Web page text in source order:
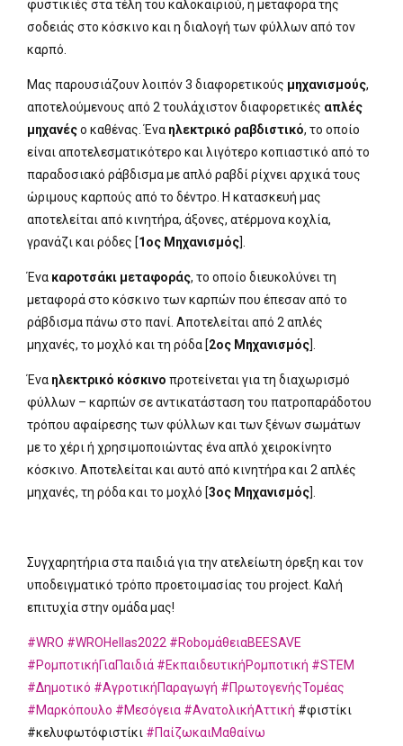
φυστικιές στα τέλη του καλοκαιριού, η μεταφορά της
σοδειάς στο κόσκινο και η διαλογή των φύλλων από τον
καρπό.
Μας παρουσιάζουν λοιπόν 3 διαφορετικούς μηχανισμούς,
αποτελούμενους από 2 τουλάχιστον διαφορετικές απλές
μηχανέςο καθένας. Ένα ηλεκτρικό ραβδιστικό, το οποίο
είναι αποτελεσματικότερο και λιγότερο κοπιαστικό από το
παραδοσιακό ράβδισμα με απλό ραβδί ρίχνει αρχικά τους
ώριμους καρπούς από το δέντρο. Η κατασκευή μας
αποτελείται από κινητήρα, άξονες, ατέρμονα κοχλία,
γρανάζι και ρόδες [1ος Μηχανισμός].
Ένα καροτσάκι μεταφοράς, το οποίο διευκολύνει τη
μεταφορά στο κόσκινο των καρπών που έπεσαν από το
ράβδισμα πάνω στο πανί. Αποτελείται από 2 απλές
μηχανές, το μοχλό και τη ρόδα [2ος Μηχανισμός].
Ένα ηλεκτρικό κόσκινο προτείνεται για τη διαχωρισμό
φύλλων – καρπών σε αντικατάσταση του πατροπαράδοτου
τρόπου αφαίρεσης των φύλλων και των ξένων σωμάτων
με το χέρι ή χρησιμοποιώντας ένα απλό χειροκίνητο
κόσκινο. Αποτελείται και αυτό από κινητήρα και 2 απλές
μηχανές, τη ρόδα και το μοχλό [3ος Μηχανισμός].
Συγχαρητήρια στα παιδιά για την ατελείωτη όρεξη και τον
υποδειγματικό τρόπο προετοιμασίας του project. Καλή
επιτυχία στην ομάδα μας!
#WRO #WROHellas2022 #RoboμάθειαBEESAVE
#ΡομποτικήΓιαΠαιδιά #ΕκπαιδευτικήΡομποτική #STEM
#Δημοτικό #ΑγροτικήΠαραγωγή #ΠρωτογενήςΤομέας
#Μαρκόπουλο #Μεσόγεια #ΑνατολικήΑττική #φιστίκι
#κελυφωτόφιστίκι #ΠαίζωκαιΜαθαίνω